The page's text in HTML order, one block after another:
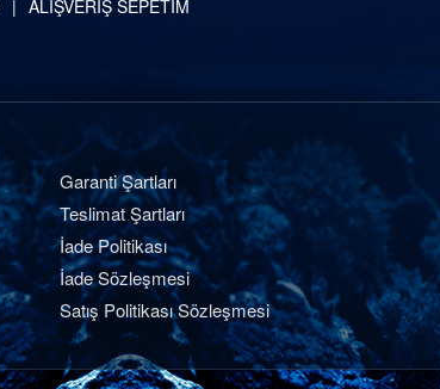
ALIŞVERİŞ SEPETİM
Garanti Şartları
Teslimat Şartları
İade Politikası
İade Sözleşmesi
Satış Politikası Sözleşmesi